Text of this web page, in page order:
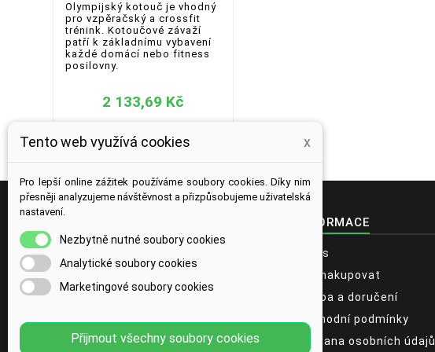
Olympijský kotouč je vhodný
pro vzpěračský a crossfit
trénink. Kotoučové závaží
patří k základnímu vybavení
každé domácí nebo fitness
posilovny.
2 133,69 Kč
Račianska 88 B
Slovensko
INFORMACE
O nás
Jak nakupovat
Platba a doručení
Obchodní podmínky
Ochrana osobních údajů
Tento web využívá cookies x
Pro lepší online zážitek používáme soubory cookies. Díky nim
přesněji analyzujeme návštěvnost a přizpůsobujeme uživatelská
nastavení.
Nezbytně nutné soubory cookies
Analytické soubory cookies
Marketingové soubory cookies
Přijmout všechny soubory cookies